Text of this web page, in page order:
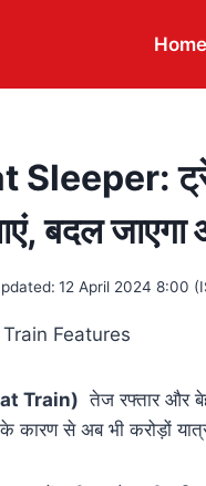
Home
ट्रेन
बदल
12 April 2024 8:00
Train) तेज रफ्तार और
के कारण से अब भी करोड़ों